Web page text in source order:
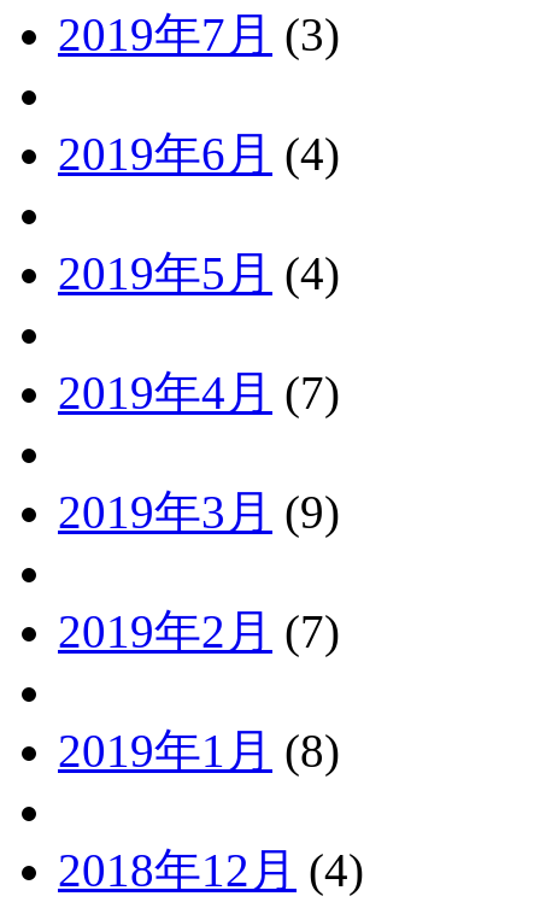
2019年7月 (3)
2019年6月 (4)
2019年5月 (4)
2019年4月 (7)
2019年3月 (9)
2019年2月 (7)
2019年1月 (8)
2018年12月 (4)